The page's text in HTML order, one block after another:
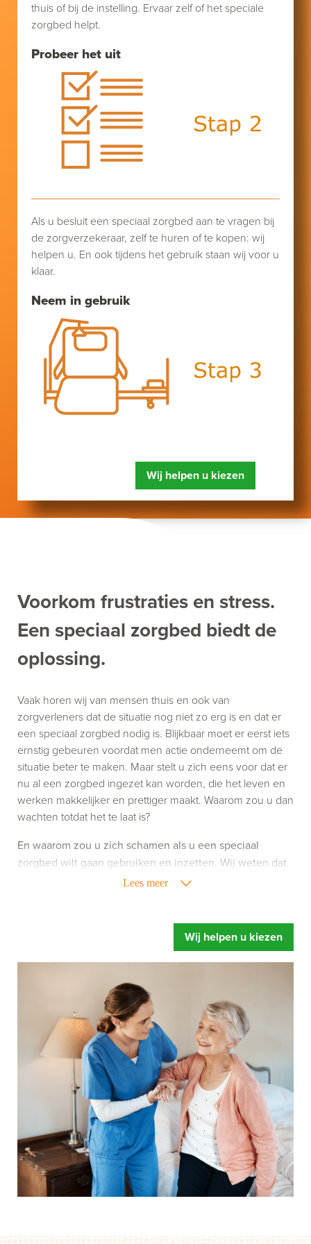
Probeer het uit
thuis of bij de instelling. Ervaar zelf of het speciale
zorgbed helpt.
Neem in gebruik
Als u besluit een speciaal zorgbed aan te vragen bij
de zorgverzekeraar, zelf te huren of te kopen: wij
helpen u. En ook tijdens het gebruik staan wij voor u
klaar.
Wij helpen u kiezen
Voorkom frustraties en stress.
Een speciaal zorgbed biedt de
oplossing.
Vaak horen wij van mensen thuis en ook van
zorgverleners dat de situatie nog niet zo erg is en dat er
een speciaal zorgbed nodig is. Blijkbaar moet er eerst iets
ernstig gebeuren voordat men actie onderneemt om de
situatie beter te maken. Maar stelt u zich eens voor dat er
nu al een zorgbed ingezet kan worden, die het leven en
werken makkelijker en prettiger maakt. Waarom zou u dan
wachten totdat het te laat is?
Lees meer
En waarom zou u zich schamen als u een speciaal
zorgbed wilt gaan gebruiken en inzetten. Wij weten dat
het gebruik van zorghulpmiddelen niet altijd leuk is,
zorgbed doet, maar richt u vooral op wat een speciaal
zorgbed u oplevert. Meer ontspanning, u voelt zich fitter
en een betere begeleiding.
Mensen hebben snel de neiging om te zeggen dat hun
bed wel prima is. Of dat de instelling al over eigen
zorgbedden beschikt. Gelukkig maar zeggen wij dan,
maar legt u zich er niet te snel bij neer als uw situatie net
even anders is. Een speciaal zorgbed gaat namelijk veel
verder dan een standaard bed. Het bed is zo ingesteld dat
het kan draaien, kantelen en rechtop kan staan.
Afgestemd op de behoefte van het moment, zodat het de
zorghandelingen makkelijker en prettiger maakt. Dus start
uw aanvraag en wij helpen u op weg. Zonder dat iets
moet en zonder directe verplichtingen.
Als u er over nadenkt om een speciaal zorgbed te gaan
betaalt.
Onze ervaring leert dat mensen door een speciaal
Wij helpen u kiezen